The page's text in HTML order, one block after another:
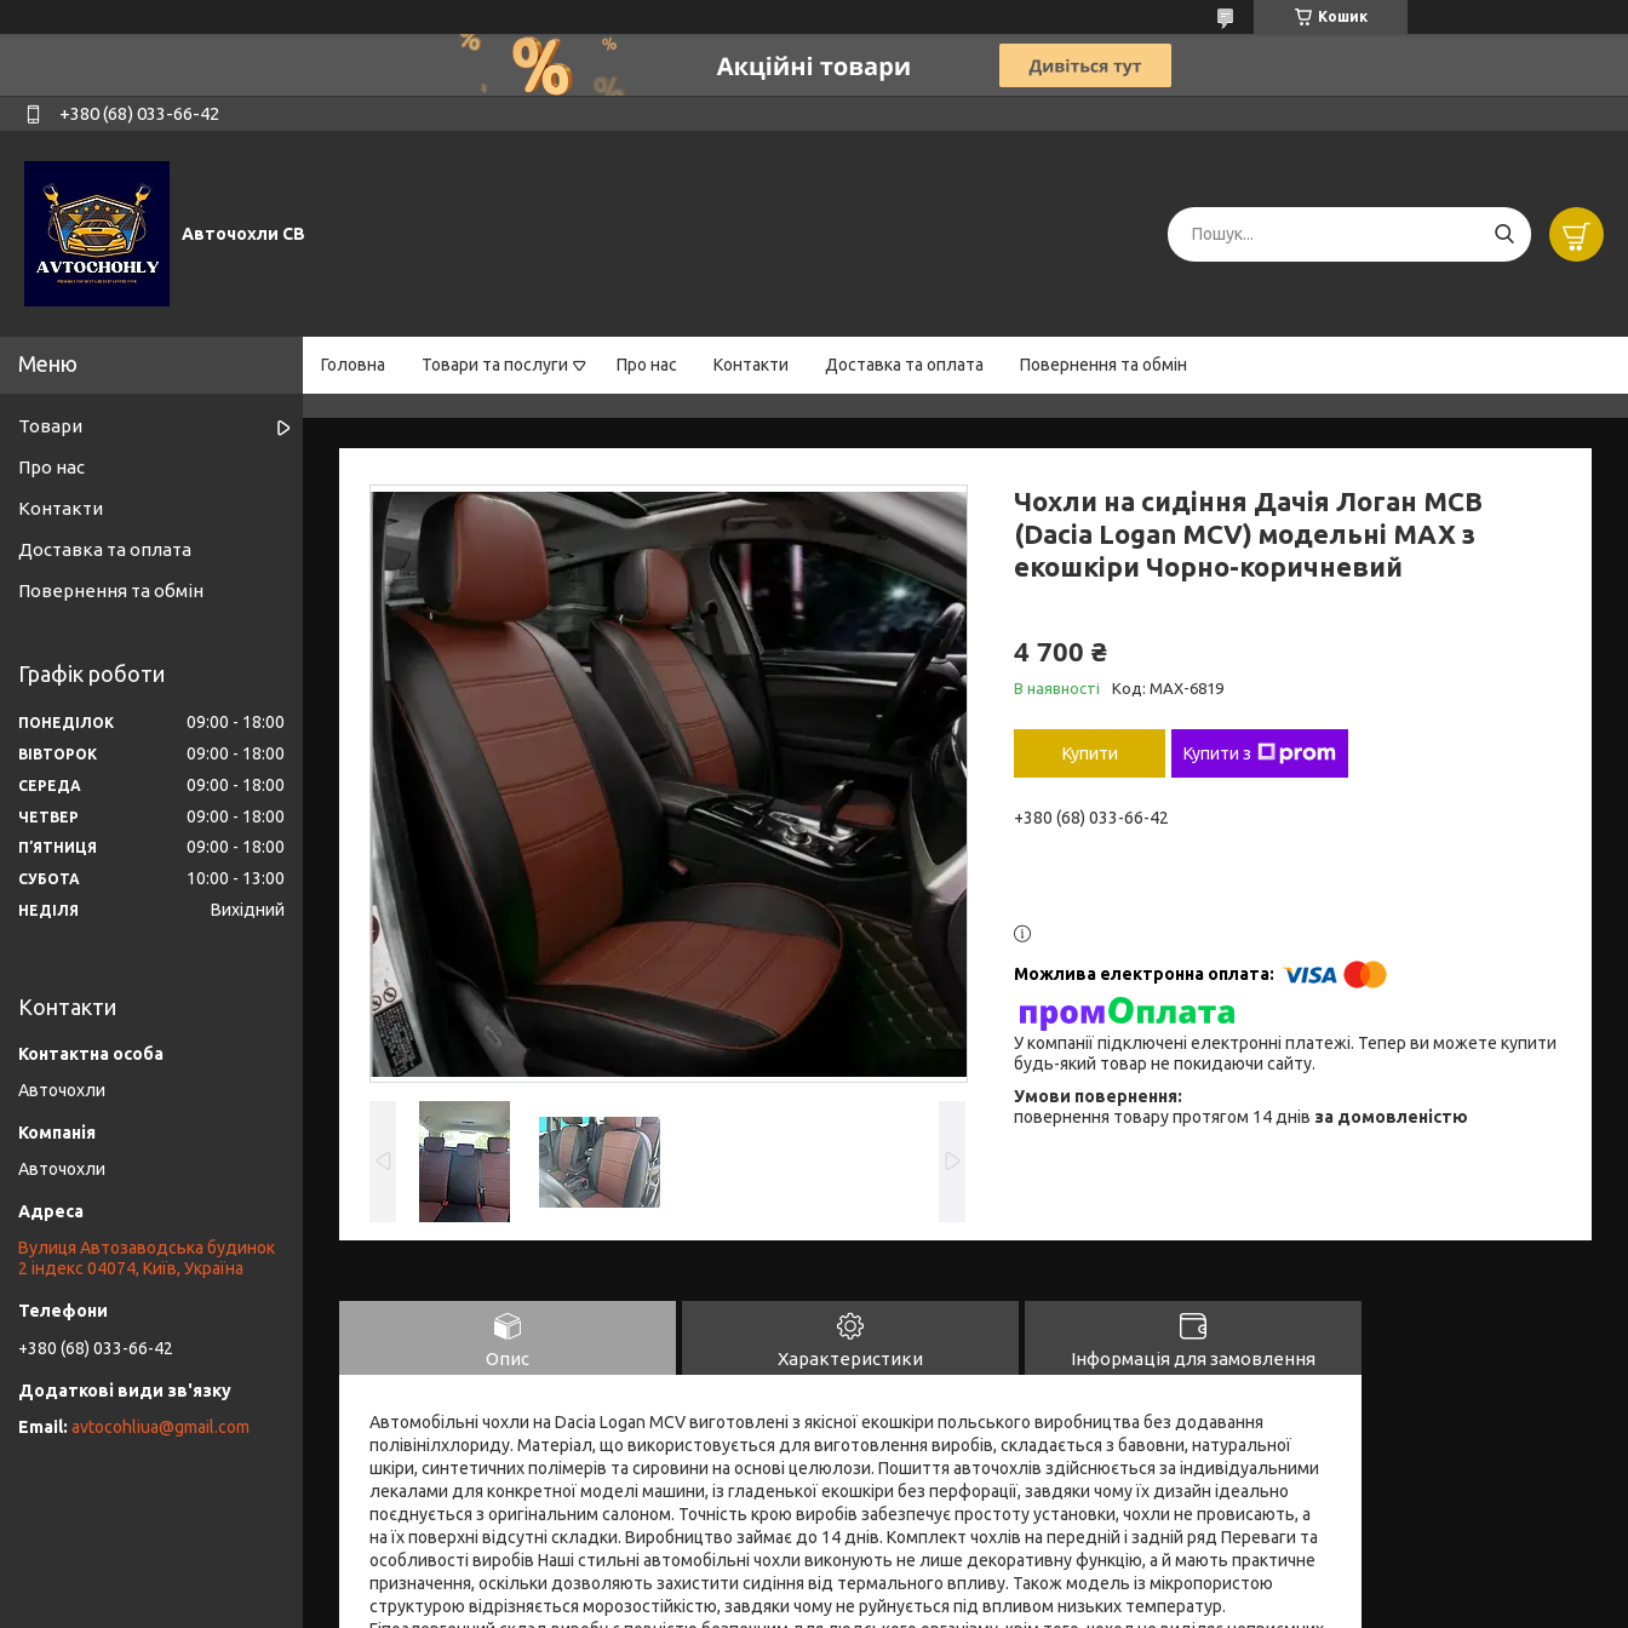
Кошик
+380 (68) 033-66-42
Авточохли СВ
Головна Товари та послуги Про нас Контакти Доставка та оплата Повернення та обмін
Чохли на сидіння Дачія Логан МСВ
(Dacia Logan MCV) модельні MAX з
екошкіри Чорно-коричневий
4 700 ₴
В наявності Код: MAX-6819
Купити Купити з
+380 (68) 033-66-42
У компанії підключені електронні платежі. Тепер ви можете купити
будь-який товар не покидаючи сайту.
повернення товару протягом 14 днів за домовленістю
Опис Характеристики Інформація для замовлення
Автомобільні чохли на Dacia Logan MCV виготовлені з якісної екошкіри польського виробництва без додавання
полівінілхлориду. Матеріал, що використовується для виготовлення виробів, складається з бавовни, натуральної
шкіри, синтетичних полімерів та сировини на основі целюлози. Пошиття авточохлів здійснюється за індивідуальними
лекалами для конкретної моделі машини, із гладенької екошкіри без перфорації, завдяки чому їх дизайн ідеально
поєднується з оригінальним салоном. Точність крою виробів забезпечує простоту установки, чохли не провисають, а
на їх поверхні відсутні складки. Виробництво займає до 14 днів. Комплект чохлів на передній і задній ряд Переваги та
особливості виробів Наші стильні автомобільні чохли виконують не лише декоративну функцію, а й мають практичне
призначення, оскільки дозволяють захистити сидіння від термального впливу. Також модель із мікропористою
структурою відрізняється морозостійкістю, завдяки чому не руйнується під впливом низьких температур.
Товари
Про нас
Контакти
Доставка та оплата
Повернення та обмін
Графік роботи
ПОНЕДІЛОК 09:00 18:00
ВІВТОРОК 09:00 18:00
СЕРЕДА 09:00 18:00
ЧЕТВЕР 09:00 18:00
ПʼЯТНИЦЯ 09:00 18:00
СУБОТА 10:00 13:00
НЕДІЛЯ Вихідний
Контакти
Авточохли
Авточохли
Вулиця Автозаводська будинок
2 індекс 04074, Київ, Україна
+380 (68) 033-66-42
avtocohliua@gmail.com